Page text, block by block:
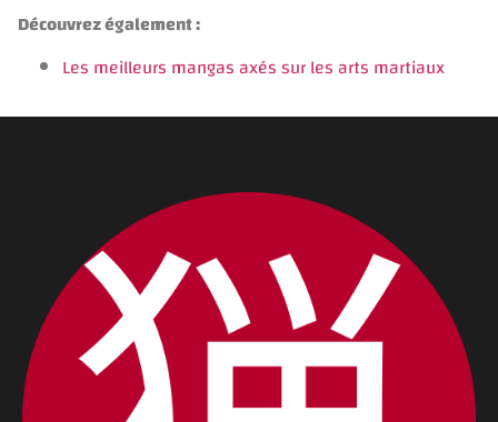
Découvrez également :
Les meilleurs mangas axés sur les arts martiaux